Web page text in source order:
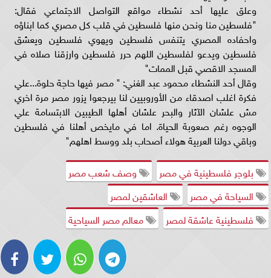
وعلق عليها أحد نشطاء مواقع التواصل الاجتماعي فقال:
"فلسطين منا ونحن منها فلسطين في قلب كل مصري كما ابناؤه
واحفاده المصري يتنفس فلسطين ويهوي فلسطين ويعشق
فلسطين ويدعو لفلسطين اللهم حرر فلسطين وارزقنا صلاه في
المسجد الاقصي قبل الممات"
وقال أحد النشطاء محمود عبد الغني: " مصر فيها حاجة حلوة...علي
فكرة اغلب اصدقاء من الأوروبيين لنا بيرجعوا يزور مصر مرة اخري
مش علشان الآثار والبحر علشان أهلها الطيبين الابتسامة علي
الوجوه رغم صعوبة الحياة. اما في مايخص أهلنا في فلسطين
وباقي دولنا العربية هولاء أصحاب بلد ووسط اهلهم"
بلوجر فلسطينية في مصر
وصف شعب مصر
السياحة في مصر
العاشقين لمصر
فلسطينية عاشقة لمصر
معالم مصر السياحية